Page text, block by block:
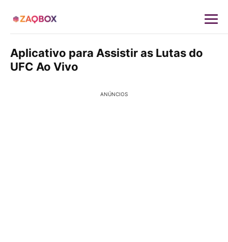
Aplicativo para Assistir as Lutas do
UFC Ao Vivo
ANÚNCIOS